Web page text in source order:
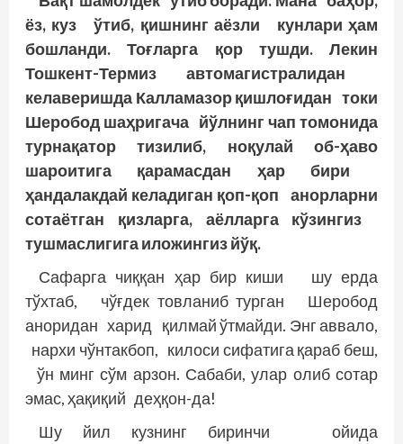
ёз, куз ўтиб, қишнинг аёзли кунлари ҳам
бошланди. Тоғларга қор тушди. Лекин
Тошкент-Термиз автомагистралидан
келаверишда Калламазор қишлоғидан токи
Шеробод шаҳригача йўлнинг чап томонида
турнақатор тизилиб, ноқулай об-ҳаво
шароитига қарамасдан ҳар бири
ҳандалакдай келадиган қоп-қоп анорларни
сотаётган қизларга, аёлларга кўзингиз
тушмаслигига иложингиз йўқ.
Сафарга чиққан ҳар бир киши шу ерда
тўхтаб, чўғдек товланиб турган Шер­обод
аноридан харид қилмай ўтмайди. Энг аввало,
нархи чўнтакбоп, килоси сифатига қараб беш,
ўн минг сўм арзон. Сабаби, улар олиб сотар
эмас, ҳақиқий деҳқон-да!
Шу йил кузнинг биринчи ойида